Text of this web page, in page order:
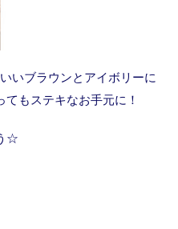
いブラウンとアイボリーに
もステキなお手元に！
☆